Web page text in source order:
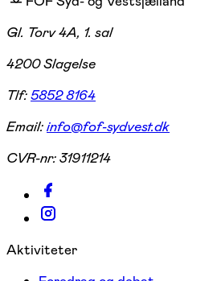
Gl. Torv 4A, 1. sal
4200 Slagelse
Tlf:5852 8164
Email:info@fof-sydvest.dk
CVR-nr:31911214
Aktiviteter